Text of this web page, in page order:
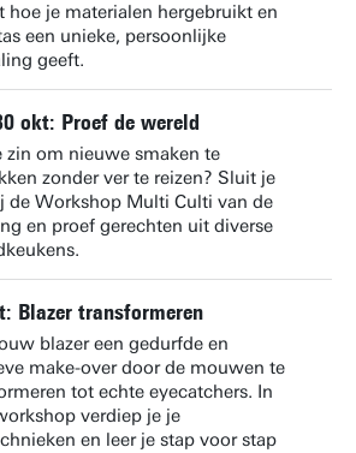
hoe je materialen hergebruikt en
een unieke, persoonlijke
geeft.
okt: Proef de wereld
zin om nieuwe smaken te
zonder ver te reizen? Sluit je
de Workshop Multi Culti van de
en proef gerechten uit diverse
Blazer transformeren
blazer een gedurfde en
make-over door de mouwen te
tot echte eyecatchers. In
verdiep je je
en leer je stap voor stap